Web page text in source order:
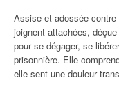
Assise et adossée contre
joignent attachées,
pour se dégager, se
prisonnière. Elle
elle sent une douleur